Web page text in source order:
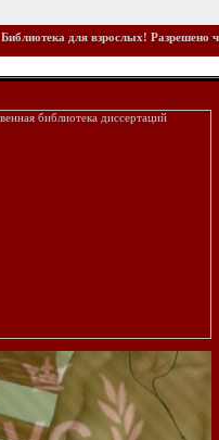
Библиотека для взрослых! Разрешено